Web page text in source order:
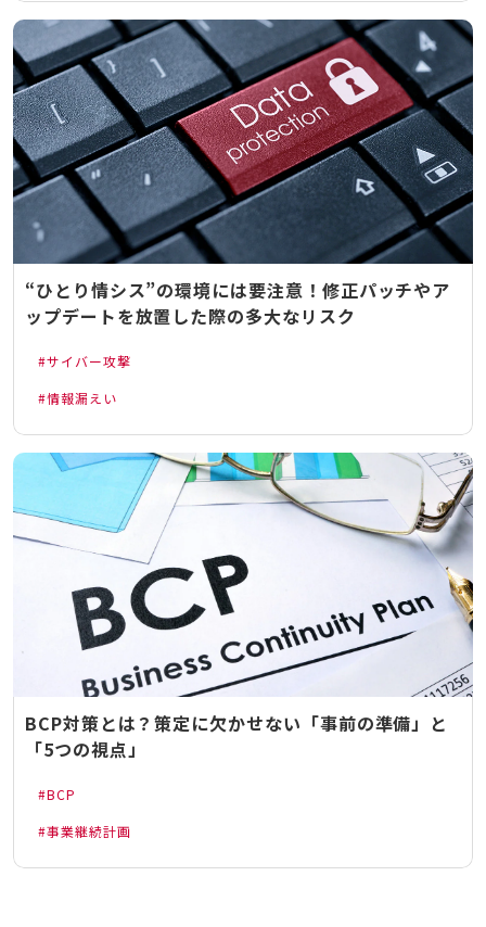
“ひとり情シス”の環境には要注意！修正パッチやア
ップデートを放置した際の多大なリスク
サイバー攻撃
情報漏えい
BCP対策とは？策定に欠かせない「事前の準備」と
「5つの視点」
BCP
事業継続計画